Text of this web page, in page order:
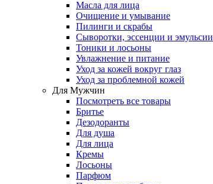
Масла для лица
Очищение и умывание
Пилинги и скрабы
Сыворотки, эссенции и эмульсии
Тоники и лосьоны
Увлажнение и питание
Уход за кожей вокруг глаз
Уход за проблемной кожей
Для Мужчин
Посмотреть все товары
Бритье
Дезодоранты
Для душа
Для лица
Кремы
Лосьоны
Парфюм